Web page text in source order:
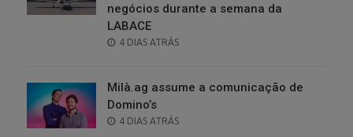
negócios durante a semana da
LABACE
POSTED
4 DIAS ATRÁS
Milà.ag assume a comunicação de
Domino’s
POSTED
4 DIAS ATRÁS